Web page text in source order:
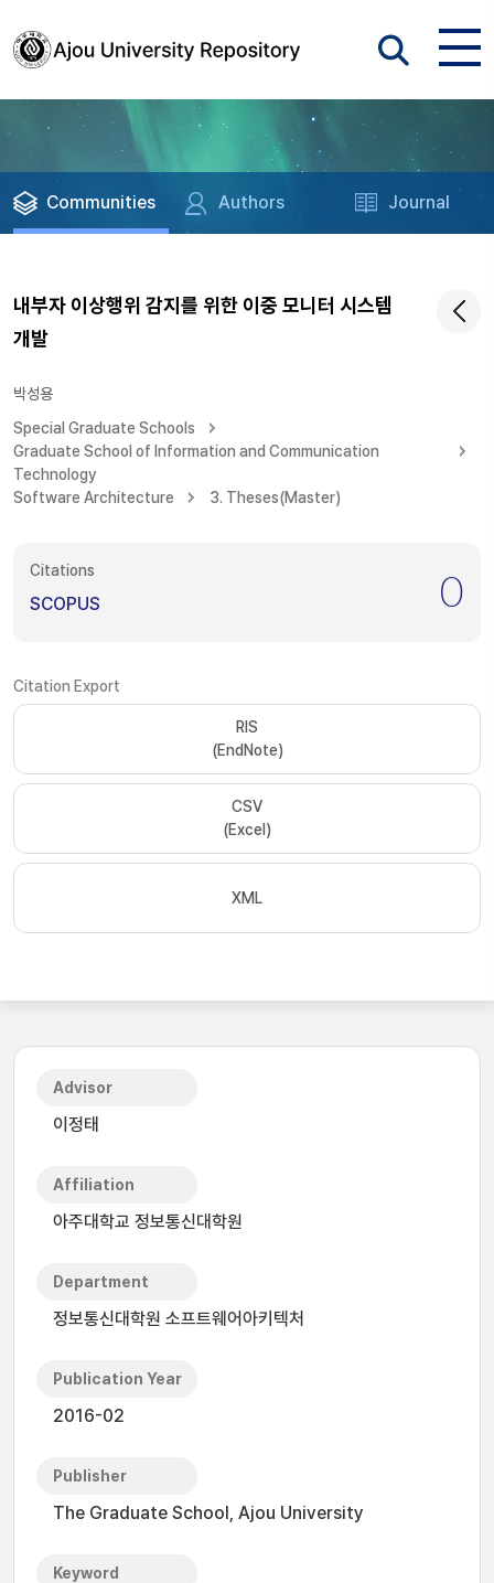
Communities Authors Journal
내부자 이상행위 감지를 위한 이중 모니터 시스템
개발
박성용
Special Graduate Schools
Graduate School of Information and Communication
Technology
Software Architecture
3. Theses(Master)
Citations
SCOPUS 0
Citation Export
RIS
(EndNote)
CSV
(Excel)
XML
Advisor
이정태
Affiliation
아주대학교 정보통신대학원
Department
정보통신대학원 소프트웨어아키텍처
Publication Year
2016-02
Publisher
The Graduate School, Ajou University
Keyword